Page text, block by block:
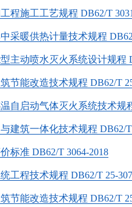
程施工工艺规程 DВ62/Т
采暖供热计量技术规程
主动喷水灭火系统设计规程
节能改造技术规程 DВ62/Т
自启动气体灭火系统技术规
建筑一体化技术规程 DВ62/Т
标准 DВ62/Т 3064-2018
工程技术规程 DВ62/Т 25-
节能改造技术规程 DВ62/Т